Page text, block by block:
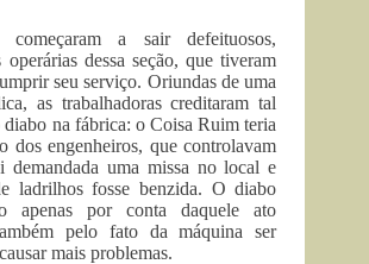
começaram a sair defeituosos,
operárias dessa seção, que tiveram
seu serviço. Oriundas de uma
as trabalhadoras creditaram tal
diabo na fábrica: o Coisa Ruim teria
dos engenheiros, que controlavam
demandada uma missa no local e
ladrilhos fosse benzida. O diabo
apenas por conta daquele ato
pelo fato da máquina ser
mais problemas.